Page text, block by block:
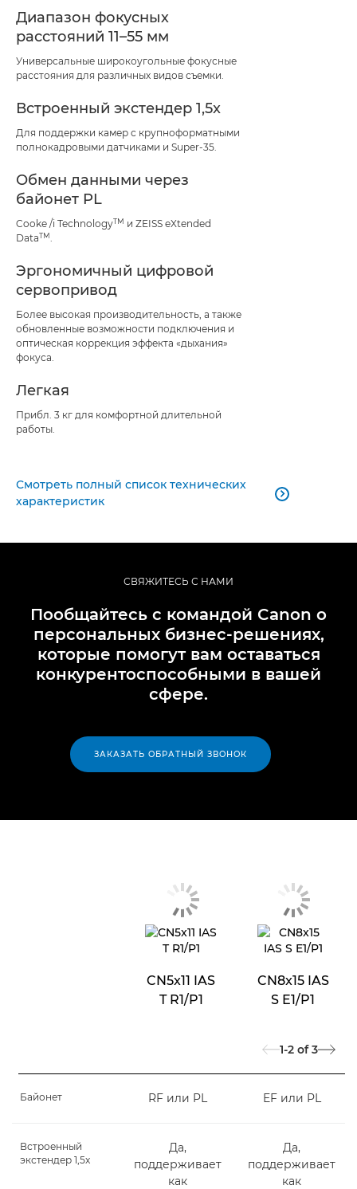
Диапазон фокусных
расстояний 11–55 мм
Универсальные широкоугольные фокусные
расстояния для различных видов съемки.
Встроенный экстендер 1,5x
Для поддержки камер с крупноформатными
полнокадровыми датчиками и Super-35.
Обмен данными через
байонет PL
Cooke /i TechnologyTM и ZEISS eXtended
DataTM.
Эргономичный цифровой
сервопривод
Более высокая производительность, а также
обновленные возможности подключения и
оптическая коррекция эффекта «дыхания»
фокуса.
Легкая
Прибл. 3 кг для комфортной длительной
работы.
Смотреть полный список технических
характеристик

СВЯЖИТЕСЬ С НАМИ
Пообщайтесь с командой Canon о
персональных бизнес-решениях,
которые помогут вам оставаться
конкурентоспособными в вашей
сфере.
ЗАКАЗАТЬ ОБРАТНЫЙ ЗВОНОК
CN5x11 IAS
T R1/P1
CN8x15 IAS
S E1/P1
1-2 of 3
Байонет RF или PL EF или PL
Встроенный
экстендер 1,5x
Да,
поддерживает
как
Да,
поддерживает
как